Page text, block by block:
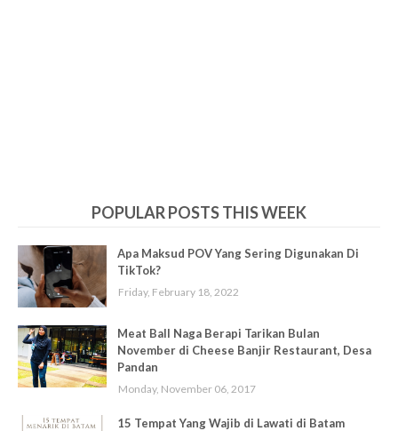
POPULAR POSTS THIS WEEK
Apa Maksud POV Yang Sering Digunakan Di
TikTok?
Friday, February 18, 2022
Meat Ball Naga Berapi Tarikan Bulan
November di Cheese Banjir Restaurant, Desa
Pandan
Monday, November 06, 2017
15 Tempat Yang Wajib di Lawati di Batam